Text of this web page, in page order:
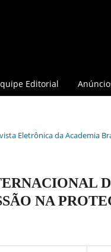
Editorial
Eletrônica da Academia
NA